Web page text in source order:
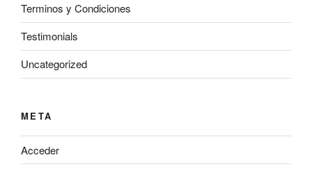
Terminos y Condiciones
Testimonials
Uncategorized
META
Acceder